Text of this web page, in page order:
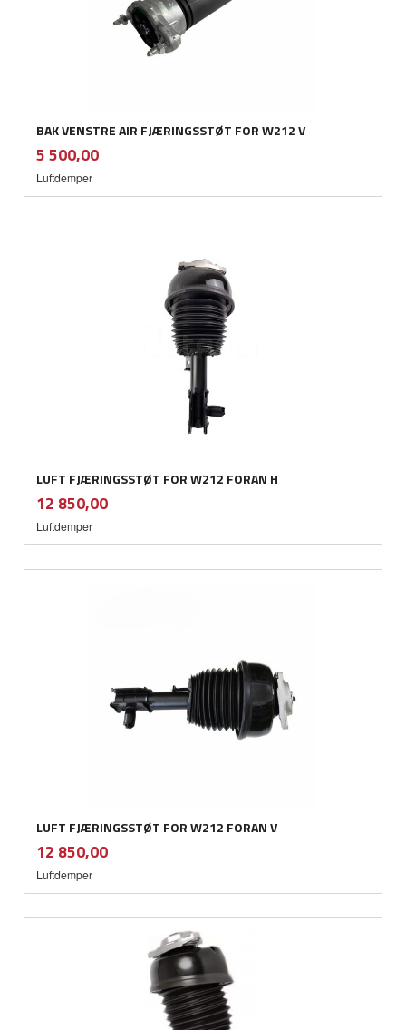
BAK VENSTRE AIR FJÆRINGSSTØT FOR W212 V
Pris
5 500,00mva.
Luftdemper
LUFT FJÆRINGSSTØT FOR W212 FORAN H
Pris
12 850,00mva.
Luftdemper
LUFT FJÆRINGSSTØT FOR W212 FORAN V
Pris
12 850,00mva.
Luftdemper